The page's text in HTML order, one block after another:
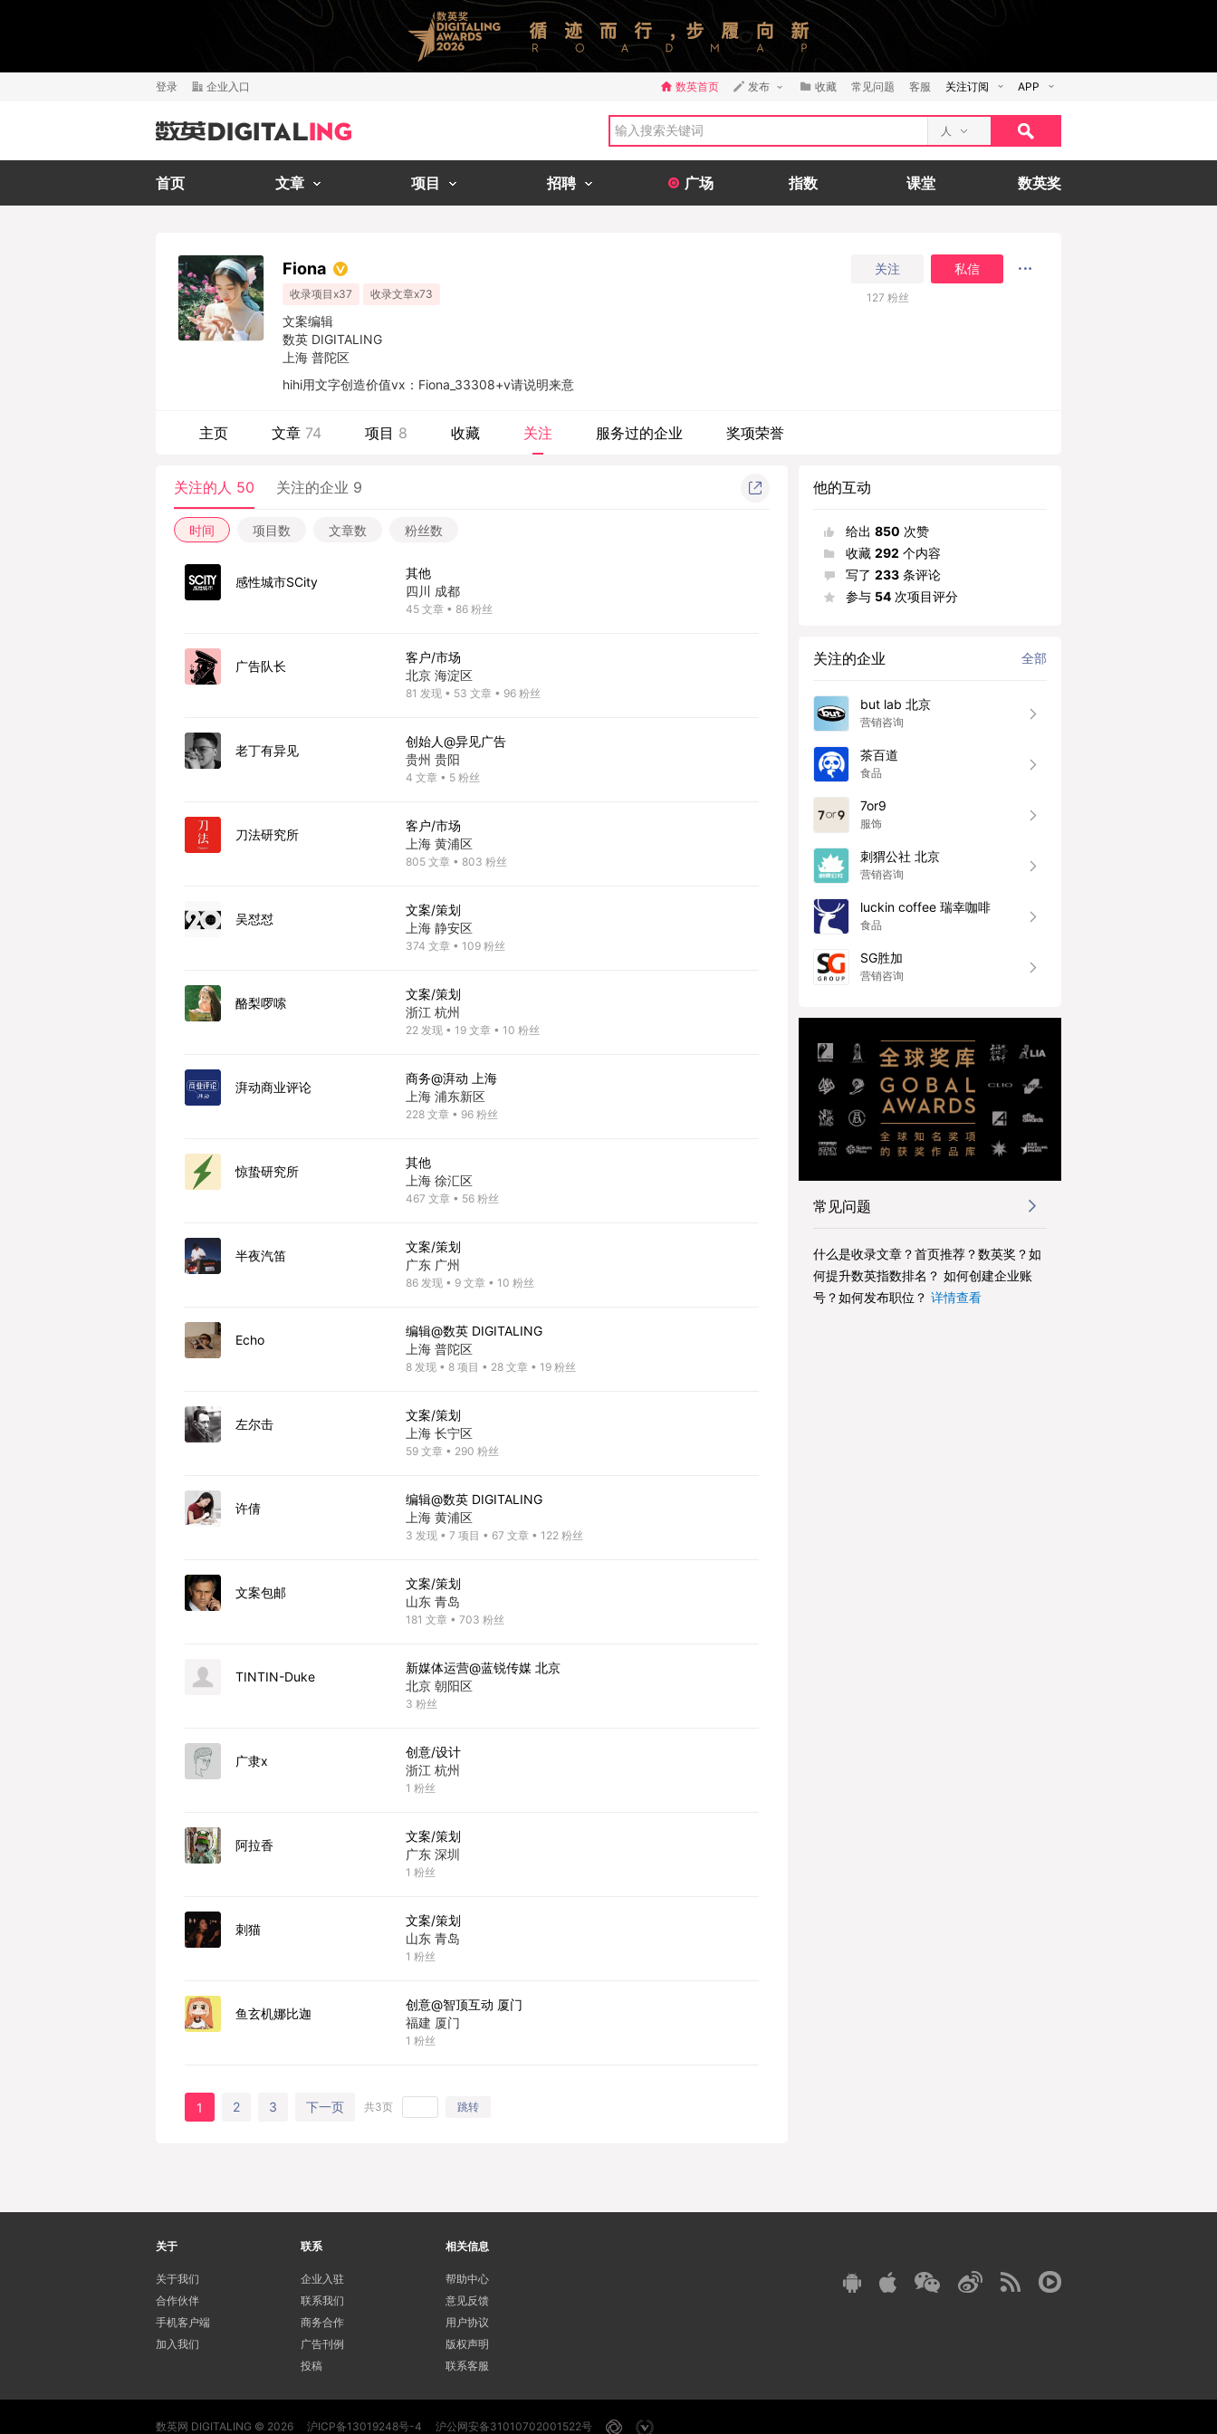
登录 企业入口 数英首页 发布 收藏 常见问题 客服 关注订阅 APP
人
首页 文章 项目 招聘 广场 指数 课堂 数英奖
Fiona
收录项目x37 收录文章x73
文案编辑
数英 DIGITALING
上海 普陀区
关注 私信
127 粉丝
hihi用文字创造价值vx：Fiona_33308+v请说明来意
主页 文章 74 项目 8 收藏 关注 服务过的企业 奖项荣誉
关注的人 50 关注的企业 9
时间 项目数 文章数 粉丝数
感性城市SCity
其他
四川 成都
45 文章 • 86 粉丝
广告队长
客户/市场
北京 海淀区
81 发现 • 53 文章 • 96 粉丝
老丁有异见
创始人@异见广告
贵州 贵阳
4 文章 • 5 粉丝
刀法研究所
客户/市场
上海 黄浦区
805 文章 • 803 粉丝
吴怼怼
文案/策划
上海 静安区
374 文章 • 109 粉丝
酪梨啰嗦
文案/策划
浙江 杭州
22 发现 • 19 文章 • 10 粉丝
湃动商业评论
商务@湃动 上海
上海 浦东新区
228 文章 • 96 粉丝
惊蛰研究所
其他
上海 徐汇区
467 文章 • 56 粉丝
半夜汽笛
文案/策划
广东 广州
86 发现 • 9 文章 • 10 粉丝
Echo
编辑@数英 DIGITALING
上海 普陀区
8 发现 • 8 项目 • 28 文章 • 19 粉丝
左尔击
文案/策划
上海 长宁区
59 文章 • 290 粉丝
许倩
编辑@数英 DIGITALING
上海 黄浦区
3 发现 • 7 项目 • 67 文章 • 122 粉丝
文案包邮
文案/策划
山东 青岛
181 文章 • 703 粉丝
TINTIN-Duke
新媒体运营@蓝锐传媒 北京
北京 朝阳区
3 粉丝
广隶x
创意/设计
浙江 杭州
1 粉丝
阿拉香
文案/策划
广东 深圳
1 粉丝
刺猫
文案/策划
山东 青岛
1 粉丝
鱼玄机娜比迦
创意@智顶互动 厦门
福建 厦门
1 粉丝
1 2 3 下一页 共3页 跳转
他的互动
给出 850 次赞
收藏 292 个内容
写了 233 条评论
参与 54 次项目评分
关注的企业 全部
but lab 北京
营销咨询
茶百道
食品
7or9
服饰
刺猬公社 北京
营销咨询
luckin coffee 瑞幸咖啡
食品
SG胜加
营销咨询
常见问题
什么是收录文章？首页推荐？数英奖？如
何提升数英指数排名？ 如何创建企业账
号？如何发布职位？ 详情查看
关于
关于我们
合作伙伴
手机客户端
加入我们
联系
企业入驻
联系我们
商务合作
广告刊例
投稿
相关信息
帮助中心
意见反馈
用户协议
版权声明
联系客服
数英网 DIGITALING © 2026 沪ICP备13019248号-4 沪公网安备31010702001522号